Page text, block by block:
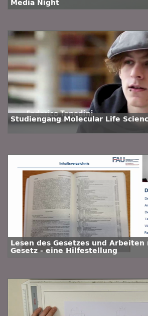
Media Night
Studiengang Molecular Life
Lesen des Gesetzes und Arbeiten
Gesetz - eine Hilfestellung